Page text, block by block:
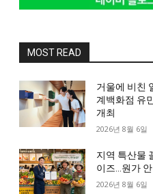
MOST READ
거울에 비친
계백화점 유
개최
2026년 8월 6일
지역 특산물
이즈…원가
2026년 8월 6일